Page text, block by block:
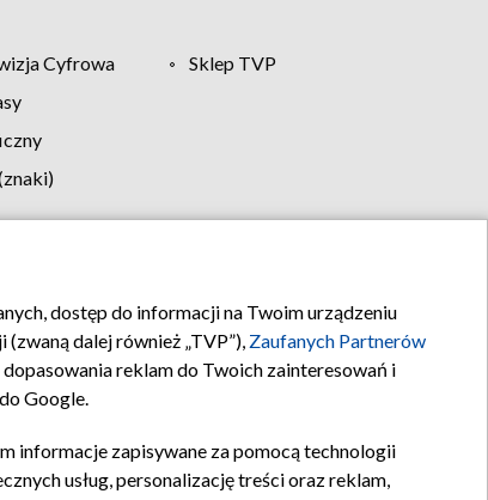
Cyfrowa
Sklep TVP
Kontakt
dostęp do informacji na Twoim urządzeniu
dalej również „TVP”), Zaufanych Partnerów
reklam do Twoich zainteresowań i
Google.
informacje zapisywane za pomocą technologii
usług, personalizację treści oraz reklam,